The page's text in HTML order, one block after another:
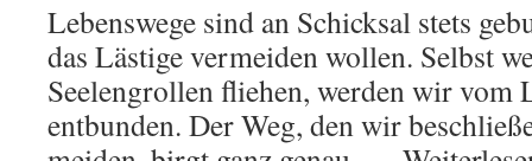
Lebenswege sind an Schicksal stets
das Lästige vermeiden wollen. Selbst
Seelengrollen fliehen, werden wir vom
entbunden. Der Weg, den wir